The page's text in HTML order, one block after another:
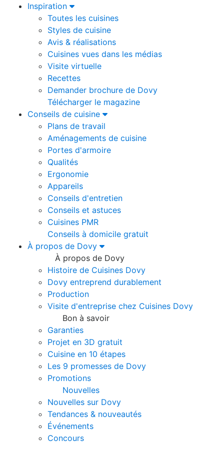
Inspiration
Toutes les cuisines
Styles de cuisine
Avis & réalisations
Cuisines vues dans les médias
Visite virtuelle
Recettes
Demander brochure de Dovy
Télécharger le magazine
Conseils de cuisine
Plans de travail
Aménagements de cuisine
Portes d'armoire
Qualités
Ergonomie
Appareils
Conseils d'entretien
Conseils et astuces
Cuisines PMR
Conseils à domicile gratuit
À propos de Dovy
À propos de Dovy
Histoire de Cuisines Dovy
Dovy entreprend durablement
Production
Visite d'entreprise chez Cuisines Dovy
Bon à savoir
Garanties
Projet en 3D gratuit
Cuisine en 10 étapes
Les 9 promesses de Dovy
Promotions
Nouvelles
Nouvelles sur Dovy
Tendances & nouveautés
Événements
Concours